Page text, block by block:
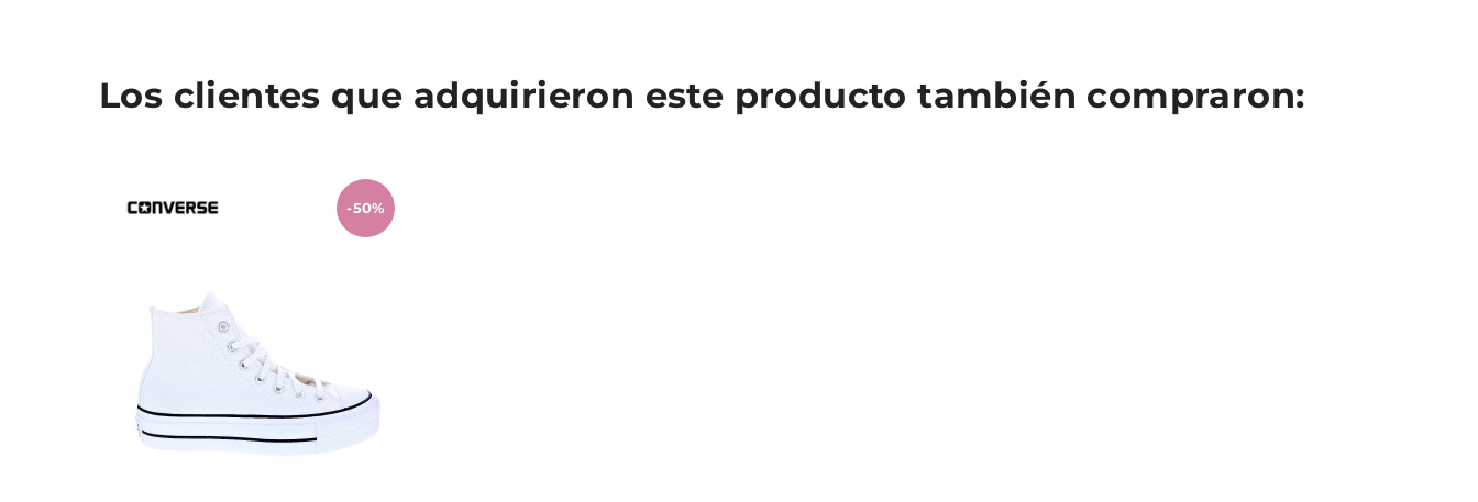
Los clientes que adquirieron este producto también compraron:
-50%